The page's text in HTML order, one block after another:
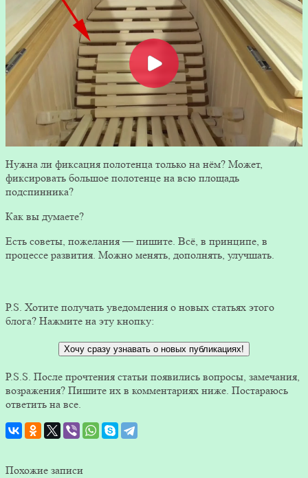
Нужна ли фиксация полотенца только на нём? Может,
фиксировать большое полотенце на всю площадь
подспинника?
Как вы думаете?
Есть советы, пожелания — пишите. Всё, в принципе, в
процессе развития. Можно менять, дополнять, улучшать.
P.S. Хотите получать уведомления о новых статьях этого
блога? Нажмите на эту кнопку:
Хочу сразу узнавать о новых публикациях!
P.S.S. После прочтения статьи появились вопросы, замечания,
возражения? Пишите их в комментариях ниже. Постараюсь
ответить на все.
Похожие записи